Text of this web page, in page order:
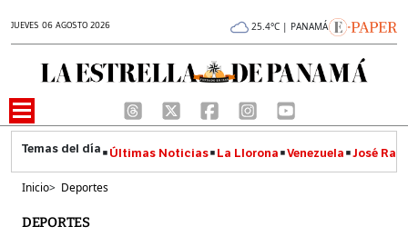
JUEVES 06 AGOSTO 2026 25.4°C | PANAMÁ
Últimas Noticias La Llorona Venezuela José
Inicio> Deportes
DEPORTES